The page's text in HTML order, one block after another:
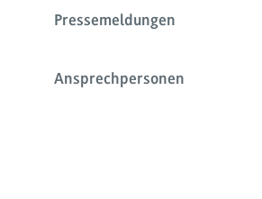
Pressemeldungen
Ansprechpersonen